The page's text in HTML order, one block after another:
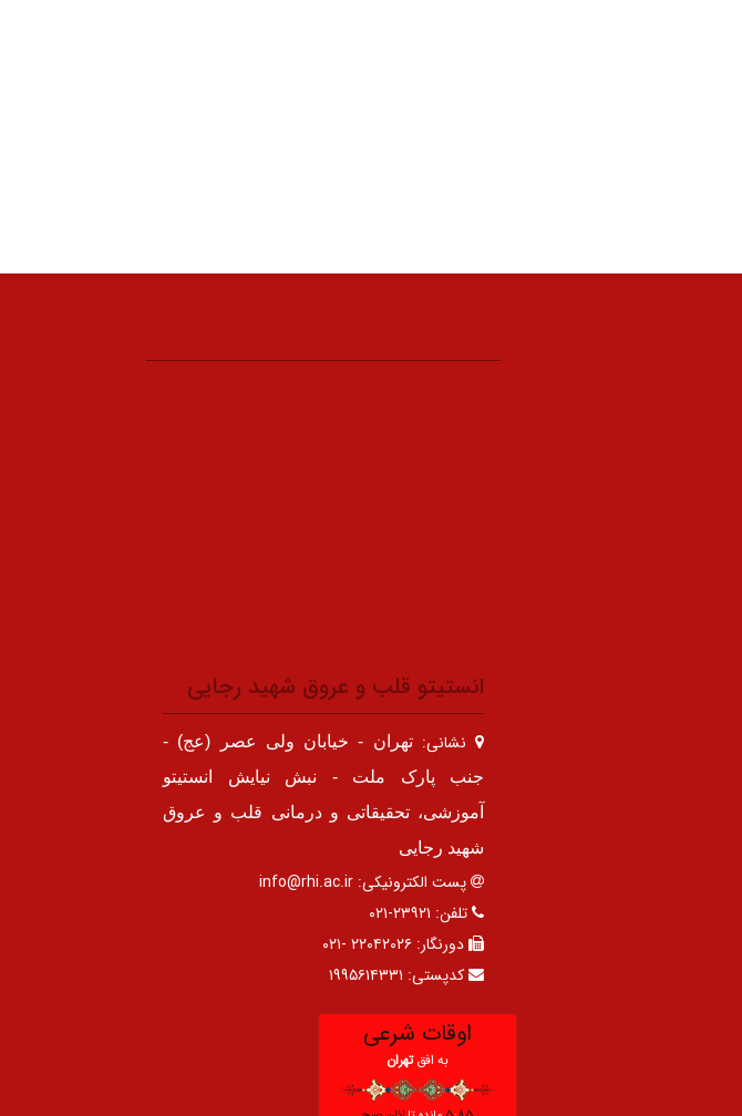
انستیتو قلب و عروق شهید رجایی
نشانی:تهران - خیابان ولی عصر (عج) -
جنب پارک ملت - نبش نیایش انستیتو
آموزشی، تحقیقاتی و درمانی قلب و عروق
شهید رجایی
پست الکترونیکی: info@rhi.ac.ir
تلفن: ۲۳۹۲۱-۰۲۱
دورنگار: ۲۲۰۴۲۰۲۶ -۰۲۱
کدپستی: ۱۹۹۵۶۱۴۳۳۱